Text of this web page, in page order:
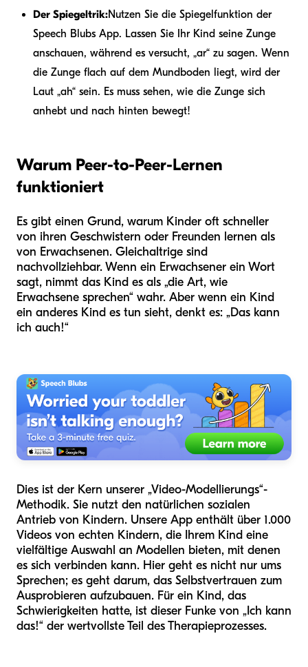
Der Spiegeltrik:Nutzen Sie die Spiegelfunktion der
Speech Blubs App. Lassen Sie Ihr Kind seine Zunge
anschauen, während es versucht, „ar“ zu sagen. Wenn
die Zunge flach auf dem Mundboden liegt, wird der
Laut „ah“ sein. Es muss sehen, wie die Zunge sich
anhebt und nach hinten bewegt!
Warum Peer-to-Peer-Lernen
funktioniert
Es gibt einen Grund, warum Kinder oft schneller
von ihren Geschwistern oder Freunden lernen als
von Erwachsenen. Gleichaltrige sind
nachvollziehbar. Wenn ein Erwachsener ein Wort
sagt, nimmt das Kind es als „die Art, wie
Erwachsene sprechen“ wahr. Aber wenn ein Kind
ein anderes Kind es tun sieht, denkt es: „Das kann
ich auch!“
Dies ist der Kern unserer „Video-Modellierungs“-
Methodik. Sie nutzt den natürlichen sozialen
Antrieb von Kindern. Unsere App enthält über 1.000
Videos von echten Kindern, die Ihrem Kind eine
vielfältige Auswahl an Modellen bieten, mit denen
es sich verbinden kann. Hier geht es nicht nur ums
Sprechen; es geht darum, das Selbstvertrauen zum
Ausprobieren aufzubauen. Für ein Kind, das
Schwierigkeiten hatte, ist dieser Funke von „Ich kann
das!“ der wertvollste Teil des Therapieprozesses.